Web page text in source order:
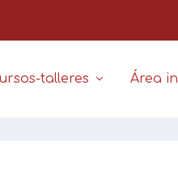
talleres Área